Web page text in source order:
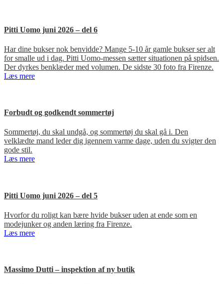
Pitti Uomo juni 2026 – del 6
Har dine bukser nok benvidde? Mange 5-10 år gamle bukser ser alt
for smalle ud i dag. Pitti Uomo-messen sætter situationen på spidsen.
Der dyrkes benklæder med volumen. De sidste 30 foto fra Firenze.
Læs mere
Forbudt og godkendt sommertøj
Sommertøj, du skal undgå, og sommertøj du skal gå i. Den
velklædte mand leder dig igennem varme dage, uden du svigter den
gode stil.
Læs mere
Pitti Uomo juni 2026 – del 5
Hvorfor du roligt kan bære hvide bukser uden at ende som en
modejunker og anden læring fra Firenze.
Læs mere
Massimo Dutti – inspektion af ny butik